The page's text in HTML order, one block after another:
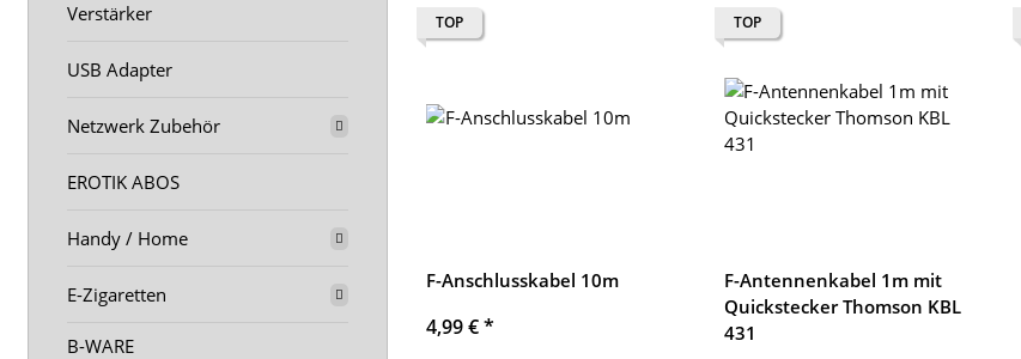
TOP
F-Anschlusskabel 10m
4,99 €*
TOP
F-Antennenkabel 1m mit
Quickstecker Thomson KBL
431
Verstärker
USB Adapter
Netzwerk Zubehör
EROTIK ABOS
Handy / Home
E-Zigaretten
B-WARE